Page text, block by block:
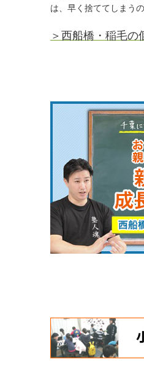
は、早く捨ててしまう
＞西船橋・稲毛の